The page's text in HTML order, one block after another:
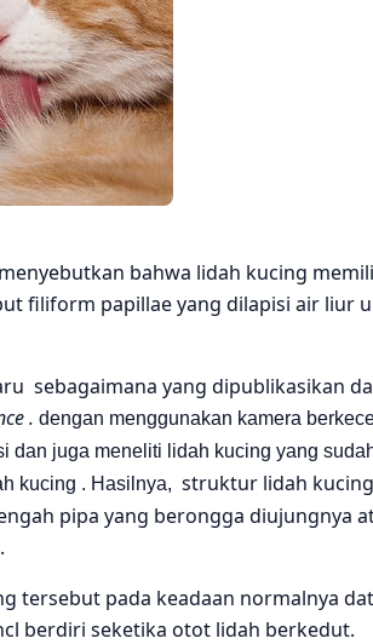
bahwa lidah kucing
filiform papillae yang dilapisi air liur
sebagaimana yang dipublikasikan
. dengan menggunakan kamera
dan juga meneliti lidah kucing yang
kucing . Hasilnya, struktur lidah
pipa yang berongga diujungnya
.
tersebut pada keadaan normalnya
berdiri seketika otot lidah berkedut.